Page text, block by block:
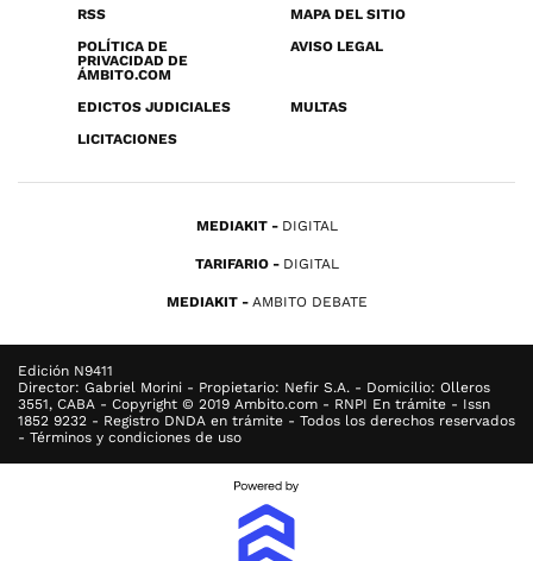
RSS
MAPA DEL SITIO
POLÍTICA DE
PRIVACIDAD DE
ÁMBITO.COM
AVISO LEGAL
EDICTOS JUDICIALES
MULTAS
LICITACIONES
MEDIAKIT DIGITAL
TARIFARIO DIGITAL
MEDIAKIT AMBITO DEBATE
Edición N9411
Director: Gabriel Morini - Propietario: Nefir S.A. - Domicilio: Olleros
3551, CABA - Copyright © 2019 Ambito.com - RNPI En trámite - Issn
1852 9232 - Registro DNDA en trámite - Todos los derechos reservados
- Términos y condiciones de uso